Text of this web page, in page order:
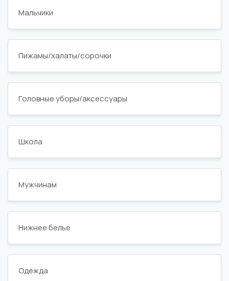
Мальчики
Пижамы/халаты/сорочки
Головные уборы/аксессуары
Школа
Мужчинам
Нижнее белье
Одежда